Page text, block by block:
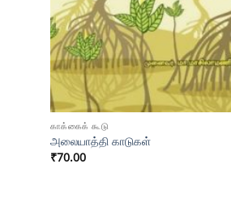
காக்கைக் கூடு
அலையாத்தி காடுகள்
₹70.00